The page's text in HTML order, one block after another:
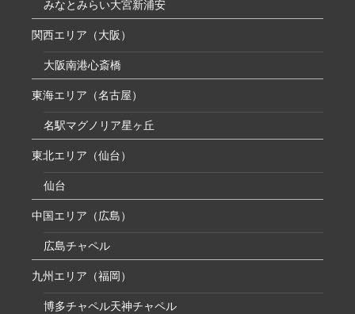
みなとみらい大宮新浦安
関西エリア（大阪）
大阪南港心斎橋
東海エリア（名古屋）
名駅マグノリア星ヶ丘
東北エリア（仙台）
仙台
中国エリア（広島）
広島チャペル
九州エリア（福岡）
博多チャペル天神チャペル